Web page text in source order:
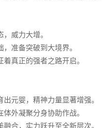
威力大增。
准备突破到大境界。
真正的强者之路开启。
元婴，精神力量显著增强。
外凝聚分身协助作战。
合，实力跃升至全新层次。